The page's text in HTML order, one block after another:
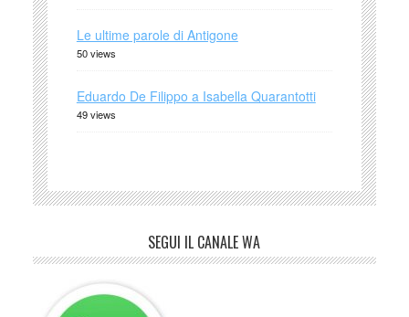
Le ultime parole di Antigone
50 views
Eduardo De Filippo a Isabella Quarantotti
49 views
SEGUI IL CANALE WA